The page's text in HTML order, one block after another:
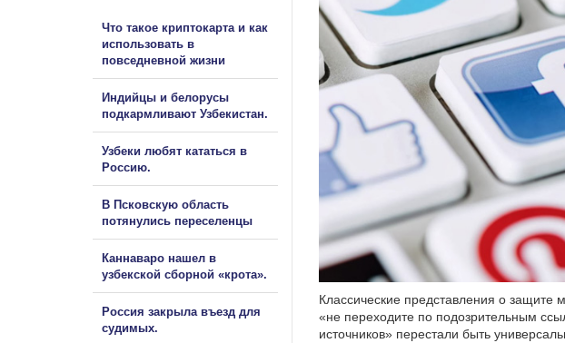
Классические представления о защите
«не переходите по подозрительным
источников» перестали быть
Что такое криптокарта и как
использовать в
повседневной жизни
Индийцы и белорусы
подкармливают Узбекистан.
Узбеки любят кататься в
Россию.
В Псковскую область
потянулись переселенцы
Каннаваро нашел в
узбекской сборной «крота».
Россия закрыла въезд для
судимых.